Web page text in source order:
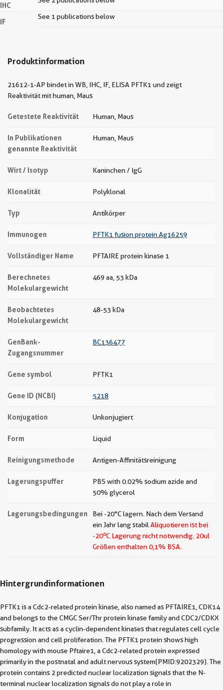
IHC
IF
See 1 publications below
Produktinformation
21612-1-AP bindet in WB, IHC, IF, ELISA PFTK1 und zeigt
Reaktivität mit human, Maus
Getestete Reaktivität Human, Maus
In Publikationen
genannte Reaktivität
Human, Maus
Wirt / Isotyp Kaninchen / IgG
Klonalität Polyklonal
Typ Antikörper
Immunogen PFTK1 fusion protein Ag16259
Vollständiger Name PFTAIRE protein kinase 1
Berechnetes
Molekulargewicht
469 aa, 53 kDa
Beobachtetes
Molekulargewicht
48-53 kDa
GenBank-
Zugangsnummer
BC136477
Gene symbol PFTK1
Gene ID (NCBI) 5218
Konjugation Unkonjugiert
Form Liquid
Reinigungsmethode Antigen-Affinitätsreinigung
Lagerungspuffer
PBS with 0.02% sodium azide and
50% glycerol
Lagerungsbedingungen
Bei -20°C lagern. Nach dem Versand
ein Jahr lang stabil Aliquotieren ist bei
-20oC Lagerung nicht notwendig. 20ul
Größen enthalten 0,1% BSA.
Hintergrundinformationen
PFTK1 is a Cdc2-related protein kinase, also named as PFTAIRE1, CDK14
and belongs to the CMGC Ser/Thr protein kinase family and CDC2/CDKX
subfamily. It acts as a cyclin-dependent kinases that regulates cell cycle
progression and cell proliferation. The PFTK1 protein shows high
homology with mouse Pftaire1, a Cdc2-related protein expressed
primarily in the postnatal and adult nervous system(PMID:9202329). The
protein contains 2 predicted nuclear localization signals that the N-
terminal nuclear localization signals do not play a role in